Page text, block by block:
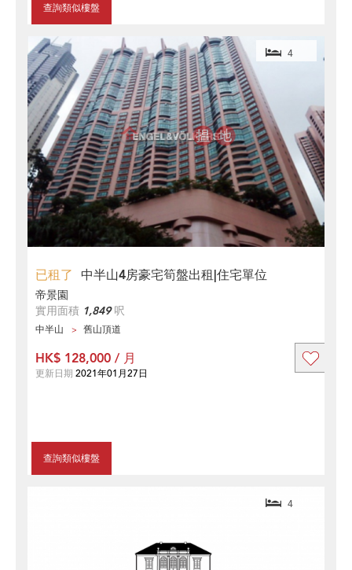
查詢類似樓盤
已租了 中半山4房豪宅筍盤出租|住宅單位
4
帝景園
實用面積 1,849呎
中半山 舊山頂道
查詢類似樓盤
HK$ 128,000 / 月
更新日期 2021年01月27日
4